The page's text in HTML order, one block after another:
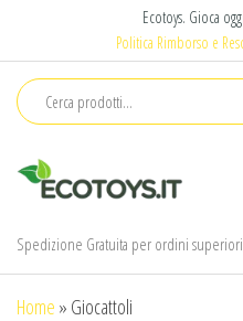
Ecotoys. Gioca
Politica Rimborso e
il
Spedizione Gratuita per ordini superiori
Home » Giocattoli